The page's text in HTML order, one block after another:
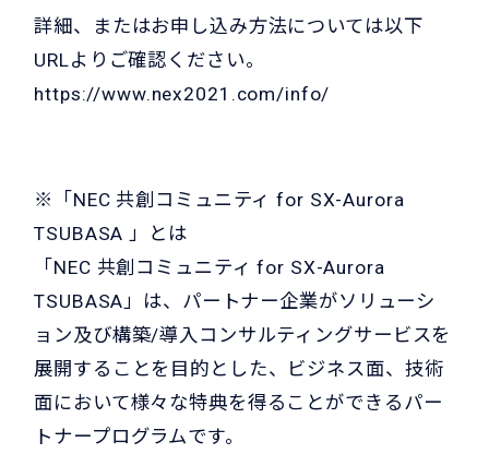
詳細、またはお申し込み方法については以下
URLよりご確認ください。
https://www.nex2021.com/info/
※「NEC 共創コミュニティ for SX-Aurora
TSUBASA 」とは
「NEC 共創コミュニティ for SX-Aurora
TSUBASA」は、パートナー企業がソリューシ
ョン及び構築/導入コンサルティングサービスを
展開することを目的とした、ビジネス面、技術
面において様々な特典を得ることができるパー
トナープログラムです。